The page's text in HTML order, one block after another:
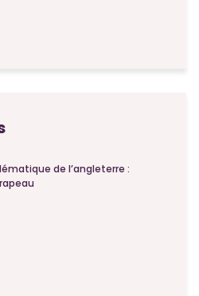
de l’angleterre :